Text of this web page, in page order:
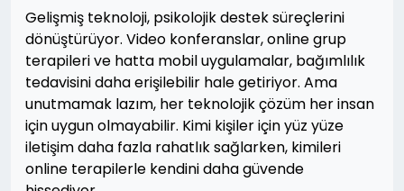
Gelişmiş teknoloji, psikolojik destek süreçlerini
dönüştürüyor. Video konferanslar, online grup
terapileri ve hatta mobil uygulamalar, bağımlılık
tedavisini daha erişilebilir hale getiriyor. Ama
unutmamak lazım, her teknolojik çözüm her insan
için uygun olmayabilir. Kimi kişiler için yüz yüze
iletişim daha fazla rahatlık sağlarken, kimileri
online terapilerle kendini daha güvende